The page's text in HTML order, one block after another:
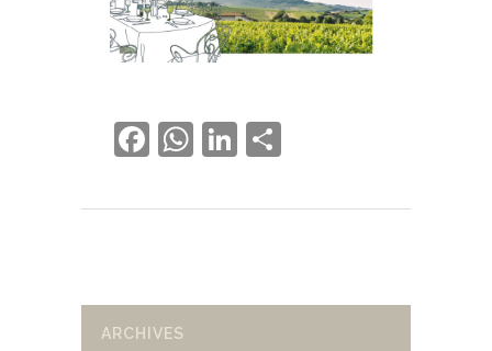
Facebook
WhatsApp
LinkedIn
ARCHIVES